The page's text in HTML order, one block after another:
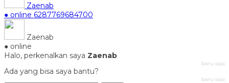
Zaenab
● online 6287769684700
Zaenab
● online
Halo, perkenalkan saya Zaenab
baru saja
Ada yang bisa saya bantu?
baru saja